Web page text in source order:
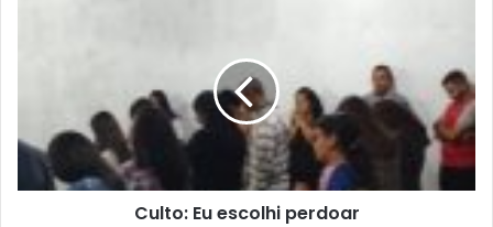
Culto: Eu escolhi perdoar